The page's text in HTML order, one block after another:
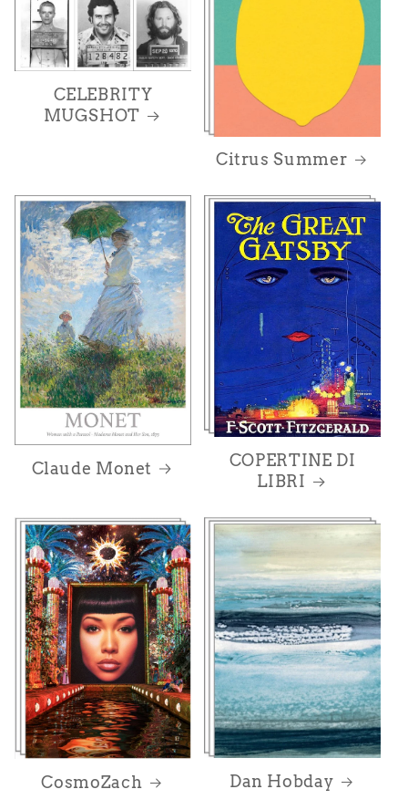
CELEBRITY
MUGSHOT
Citrus Summer
Claude Monet
COPERTINE DI
LIBRI
CosmoZach Dan Hobday